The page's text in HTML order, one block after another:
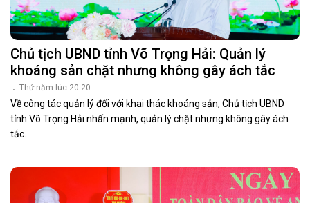
Chủ tịch UBND tỉnh Võ Trọng Hải: Quản lý
khoáng sản chặt nhưng không gây ách tắc
Thứ năm lúc 20:20
Về công tác quản lý đối với khai thác khoáng sản, Chủ tịch UBND
tỉnh Võ Trọng Hải nhấn mạnh, quản lý chặt nhưng không gây ách
tắc.